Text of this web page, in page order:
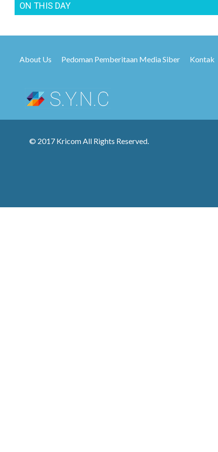
ON THIS DAY
About Us Pedoman Pemberitaan Media Siber Kontak
© 2017 Kricom All Rights Reserved.